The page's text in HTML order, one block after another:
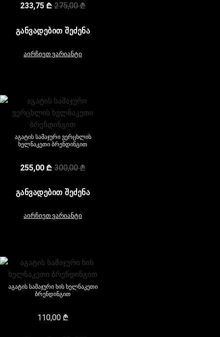
275,00₾
233,75 ₾
ᲒᲐᲜᲕᲐᲓᲔᲑᲘᲗ ᲨᲔᲫᲔᲜᲐ
აირჩიეთ ვარიანტი
აგატის სამაჯური ვერცხლის
ხელნაკეთი ბრენდინგით
300,00₾
255,00 ₾
ᲒᲐᲜᲕᲐᲓᲔᲑᲘᲗ ᲨᲔᲫᲔᲜᲐ
აირჩიეთ ვარიანტი
აგატის სამაჯური ხის ხელნაკეთი
ბრენდინგით
110,00₾